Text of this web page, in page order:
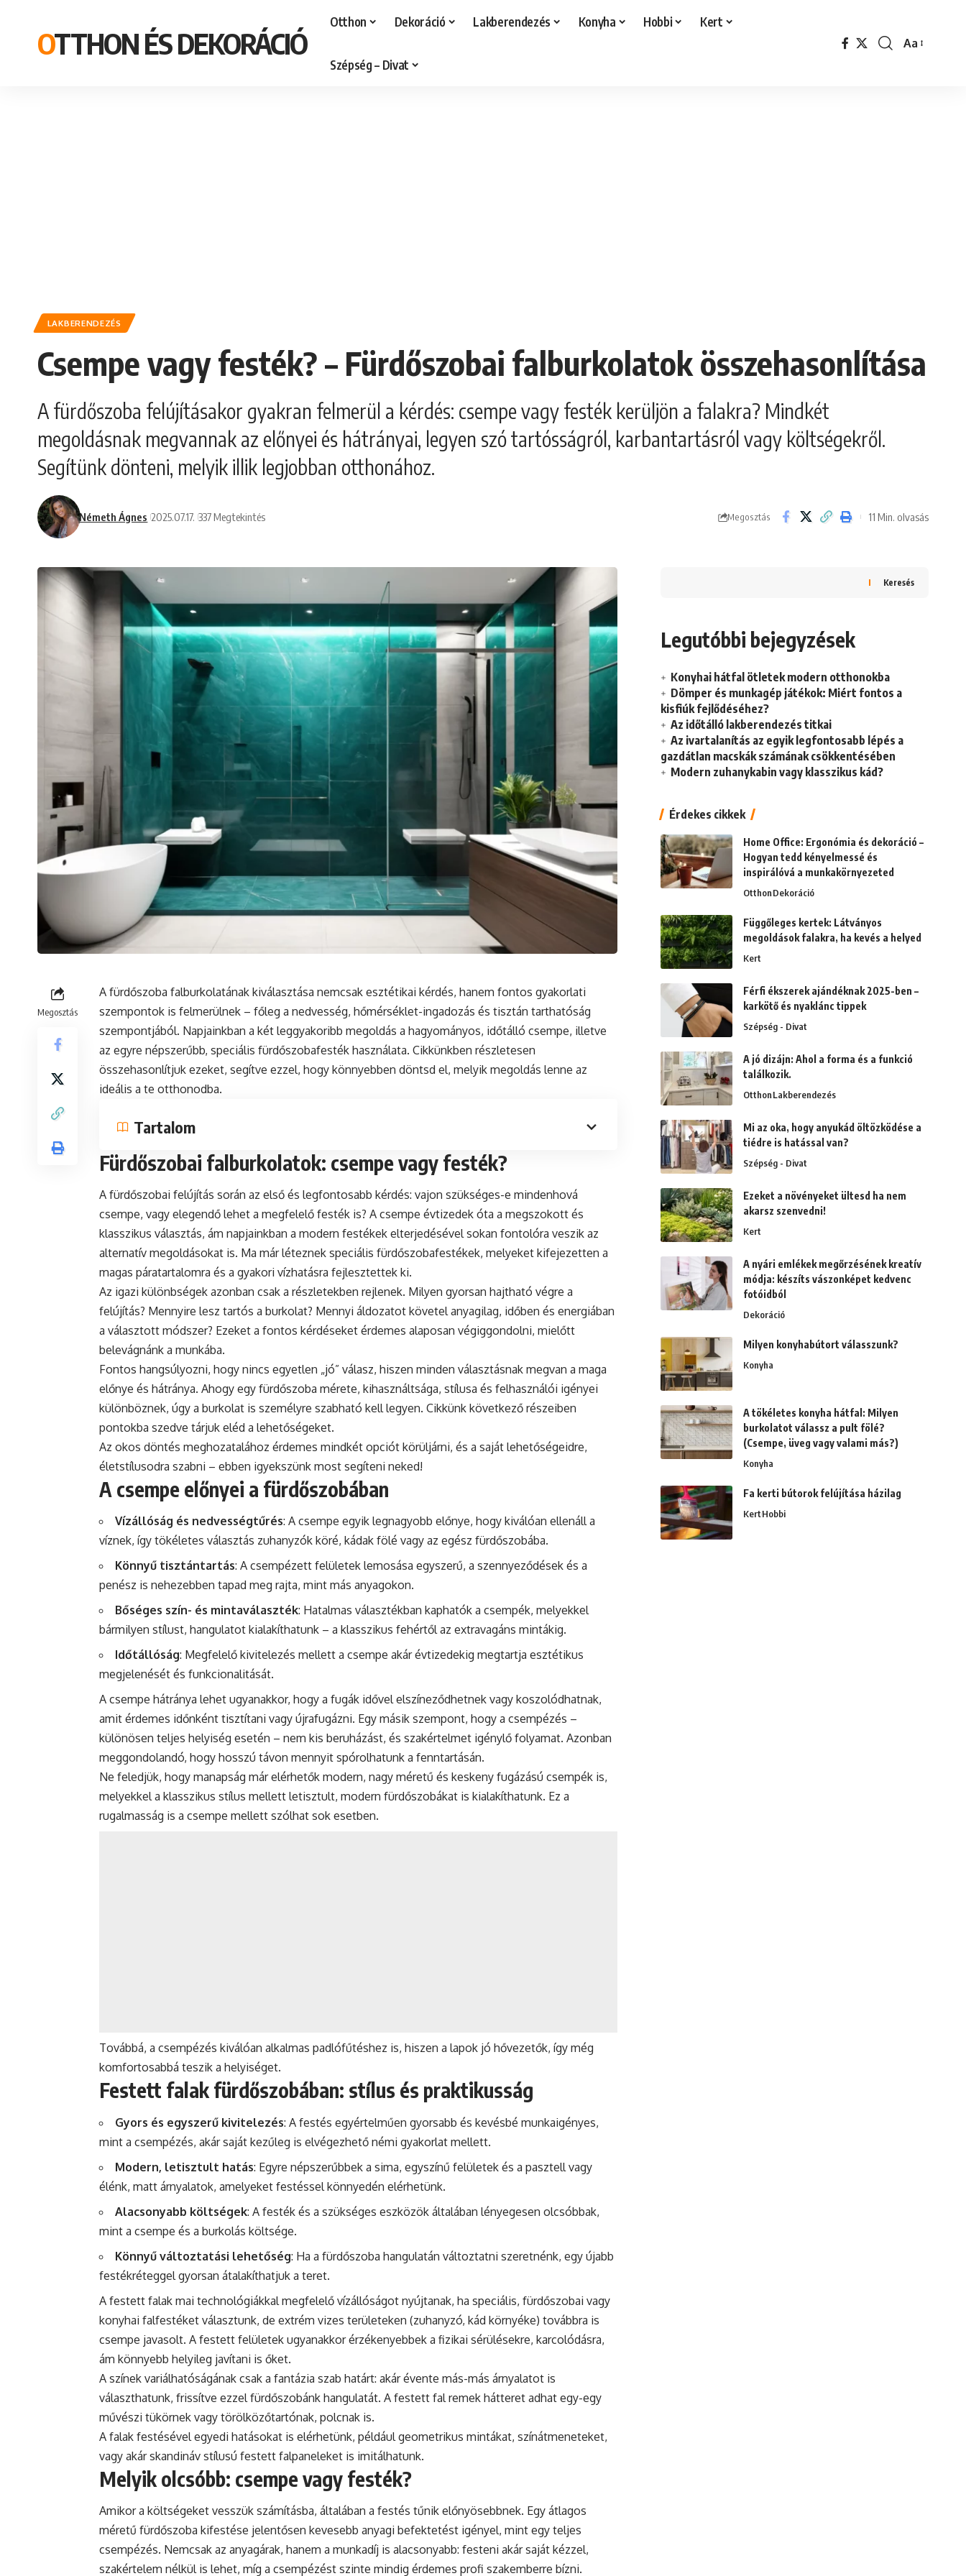
OTTHON ÉS DEKORÁCIÓ
Otthon Dekoráció Lakberendezés Konyha Hobbi Kert
Szépség – Divat
Font
Aa
LAKBERENDEZÉS
Csempe vagy festék? – Fürdőszobai falburkolatok összehasonlítása
A fürdőszoba felújításakor gyakran felmerül a kérdés: csempe vagy festék kerüljön a falakra? Mindkét
megoldásnak megvannak az előnyei és hátrányai, legyen szó tartósságról, karbantartásról vagy költségekről.
Segítünk dönteni, melyik illik legjobban otthonához.
Németh Ágnes 2025.07.17. 337 Megtekintés Megosztás 11 Min. olvasás
Megosztás
A fürdőszoba falburkolatának kiválasztása nemcsak esztétikai kérdés, hanem fontos gyakorlati
szempontok is felmerülnek – főleg a nedvesség, hőmérséklet-ingadozás és tisztán tarthatóság
szempontjából. Napjainkban a két leggyakoribb megoldás a hagyományos, időtálló csempe, illetve
az egyre népszerűbb, speciális fürdőszobafesték használata. Cikkünkben részletesen
összehasonlítjuk ezeket, segítve ezzel, hogy könnyebben döntsd el, melyik megoldás lenne az
ideális a te otthonodba.
Tartalom
Fürdőszobai falburkolatok: csempe vagy festék?
A fürdőszobai felújítás során az első és legfontosabb kérdés: vajon szükséges-e mindenhová
csempe, vagy elegendő lehet a megfelelő festék is? A csempe évtizedek óta a megszokott és
klasszikus választás, ám napjainkban a modern festékek elterjedésével sokan fontolóra veszik az
alternatív megoldásokat is. Ma már léteznek speciális fürdőszobafestékek, melyeket kifejezetten a
magas páratartalomra és a gyakori vízhatásra fejlesztettek ki.
Az igazi különbségek azonban csak a részletekben rejlenek. Milyen gyorsan hajtható végre a
felújítás? Mennyire lesz tartós a burkolat? Mennyi áldozatot követel anyagilag, időben és energiában
a választott módszer? Ezeket a fontos kérdéseket érdemes alaposan végiggondolni, mielőtt
belevágnánk a munkába.
Fontos hangsúlyozni, hogy nincs egyetlen „jó” válasz, hiszen minden választásnak megvan a maga
előnye és hátránya. Ahogy egy fürdőszoba mérete, kihasználtsága, stílusa és felhasználói igényei
különböznek, úgy a burkolat is személyre szabható kell legyen. Cikkünk következő részeiben
pontokba szedve tárjuk eléd a lehetőségeket.
Az okos döntés meghozatalához érdemes mindkét opciót körüljárni, és a saját lehetőségeidre,
életstílusodra szabni – ebben igyekszünk most segíteni neked!
A csempe előnyei a fürdőszobában
Vízállóság és nedvességtűrés: A csempe egyik legnagyobb előnye, hogy kiválóan ellenáll a
víznek, így tökéletes választás zuhanyzók köré, kádak fölé vagy az egész fürdőszobába.
Könnyű tisztántartás: A csempézett felületek lemosása egyszerű, a szennyeződések és a
penész is nehezebben tapad meg rajta, mint más anyagokon.
Bőséges szín- és mintaválaszték: Hatalmas választékban kaphatók a csempék, melyekkel
bármilyen stílust, hangulatot kialakíthatunk – a klasszikus fehértől az extravagáns mintákig.
Időtállóság: Megfelelő kivitelezés mellett a csempe akár évtizedekig megtartja esztétikus
megjelenését és funkcionalitását.
A csempe hátránya lehet ugyanakkor, hogy a fugák idővel elszíneződhetnek vagy koszolódhatnak,
amit érdemes időnként tisztítani vagy újrafugázni. Egy másik szempont, hogy a csempézés –
különösen teljes helyiség esetén – nem kis beruházást, és szakértelmet igénylő folyamat. Azonban
meggondolandó, hogy hosszú távon mennyit spórolhatunk a fenntartásán.
Ne feledjük, hogy manapság már elérhetők modern, nagy méretű és keskeny fugázású csempék is,
melyekkel a klasszikus stílus mellett letisztult, modern fürdőszobákat is kialakíthatunk. Ez a
rugalmasság is a csempe mellett szólhat sok esetben.
Továbbá, a csempézés kiválóan alkalmas padlófűtéshez is, hiszen a lapok jó hővezetők, így még
komfortosabbá teszik a helyiséget.
Festett falak fürdőszobában: stílus és praktikusság
Gyors és egyszerű kivitelezés: A festés egyértelműen gyorsabb és kevésbé munkaigényes,
mint a csempézés, akár saját kezűleg is elvégezhető némi gyakorlat mellett.
Modern, letisztult hatás: Egyre népszerűbbek a sima, egyszínű felületek és a pasztell vagy
élénk, matt árnyalatok, amelyeket festéssel könnyedén elérhetünk.
Alacsonyabb költségek: A festék és a szükséges eszközök általában lényegesen olcsóbbak,
mint a csempe és a burkolás költsége.
Könnyű változtatási lehetőség: Ha a fürdőszoba hangulatán változtatni szeretnénk, egy újabb
festékréteggel gyorsan átalakíthatjuk a teret.
A festett falak mai technológiákkal megfelelő vízállóságot nyújtanak, ha speciális, fürdőszobai vagy
konyhai falfestéket választunk, de extrém vizes területeken (zuhanyzó, kád környéke) továbbra is
csempe javasolt. A festett felületek ugyanakkor érzékenyebbek a fizikai sérülésekre, karcolódásra,
ám könnyebb helyileg javítani is őket.
A színek variálhatóságának csak a fantázia szab határt: akár évente más-más árnyalatot is
választhatunk, frissítve ezzel fürdőszobánk hangulatát. A festett fal remek hátteret adhat egy-egy
művészi tükörnek vagy törölközőtartónak, polcnak is.
A falak festésével egyedi hatásokat is elérhetünk, például geometrikus mintákat, színátmeneteket,
vagy akár skandináv stílusú festett falpaneleket is imitálhatunk.
Melyik olcsóbb: csempe vagy festék?
Amikor a költségeket vesszük számításba, általában a festés tűnik előnyösebbnek. Egy átlagos
méretű fürdőszoba kifestése jelentősen kevesebb anyagi befektetést igényel, mint egy teljes
csempézés. Nemcsak az anyagárak, hanem a munkadíj is alacsonyabb: festeni akár saját kézzel,
szakértelem nélkül is lehet, míg a csempézést szinte mindig érdemes profi szakemberre bízni.
Keresés
Legutóbbi bejegyzések
Konyhai hátfal ötletek modern otthonokba
Dömper és munkagép játékok: Miért fontos a
kisfiúk fejlődéséhez?
Az időtálló lakberendezés titkai
Az ivartalanítás az egyik legfontosabb lépés a
gazdátlan macskák számának csökkentésében
Modern zuhanykabin vagy klasszikus kád?
Érdekes cikkek
Home Office: Ergonómia és dekoráció –
Hogyan tedd kényelmessé és
inspirálóvá a munkakörnyezeted
OtthonDekoráció
Függőleges kertek: Látványos
megoldások falakra, ha kevés a helyed
Kert
Férfi ékszerek ajándéknak 2025-ben –
karkötő és nyaklánc tippek
Szépség - Divat
A jó dizájn: Ahol a forma és a funkció
találkozik.
OtthonLakberendezés
Mi az oka, hogy anyukád öltözködése a
tiédre is hatással van?
Szépség - Divat
Ezeket a növényeket ültesd ha nem
akarsz szenvedni!
Kert
A nyári emlékek megőrzésének kreatív
módja: készíts vászonképet kedvenc
fotóidból
Dekoráció
Milyen konyhabútort válasszunk?
Konyha
A tökéletes konyha hátfal: Milyen
burkolatot válassz a pult fölé?
(Csempe, üveg vagy valami más?)
Konyha
Fa kerti bútorok felújítása házilag
KertHobbi